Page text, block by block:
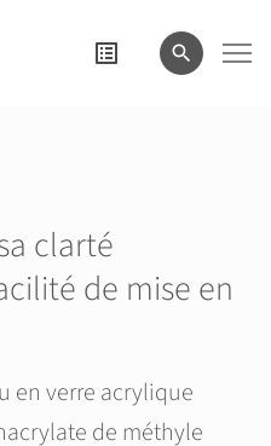
clarté
de mise en
en verre acrylique
de méthyle